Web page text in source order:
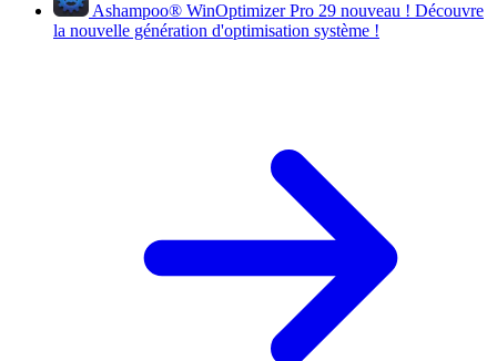
Ashampoo® WinOptimizer Pro 29 nouveau ! Découvre
la nouvelle génération d'optimisation système !